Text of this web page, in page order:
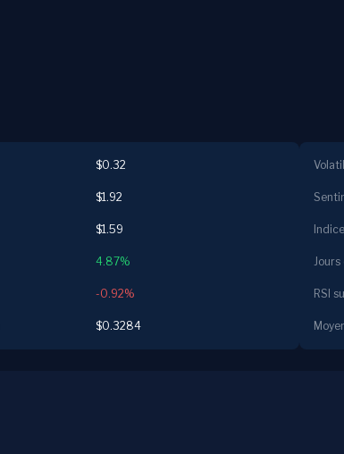
$0.32
$1.92
$1.59
4.87%
-0.92%
$0.3284
Jours
RSI